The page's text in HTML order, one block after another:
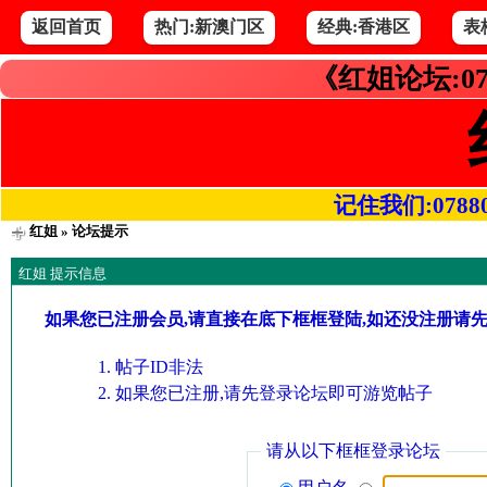
返回首页 热门:新澳门区 经典:香港区 表
《红姐论坛
记住我们
红姐» 论坛提示
红姐 提示信息
如果您已注册会员,请直接在底下框框登陆,如还没注册请
帖子ID非法
如果您已注册,请先登录论坛即可游览帖子
请从以下框框登录论坛